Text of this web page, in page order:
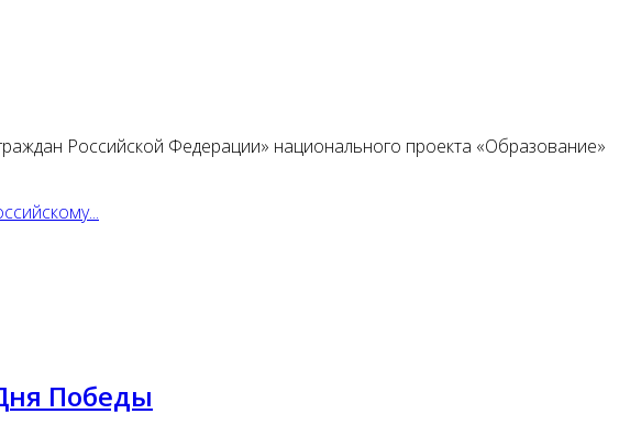
Российской Федерации» национального проекта «Образование»
Победы